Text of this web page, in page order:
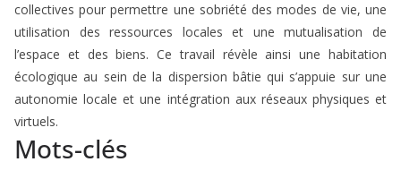
collectives pour permettre une sobriété des modes de vie, une
utilisation des ressources locales et une mutualisation de
l’espace et des biens. Ce travail révèle ainsi une habitation
écologique au sein de la dispersion bâtie qui s’appuie sur une
autonomie locale et une intégration aux réseaux physiques et
virtuels.
Mots-clés